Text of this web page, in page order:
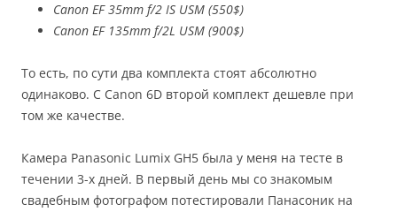
Canon EF 35mm f/2 IS USM (550$)
Canon EF 135mm f/2L USM (900$)
То есть, по сути два комплекта стоят абсолютно
одинаково. С Canon 6D второй комплект дешевле при
том же качестве.
Камера Panasonic Lumix GH5 была у меня на тесте в
течении 3-х дней. В первый день мы со знакомым
свадебным фотографом потестировали Панасоник на